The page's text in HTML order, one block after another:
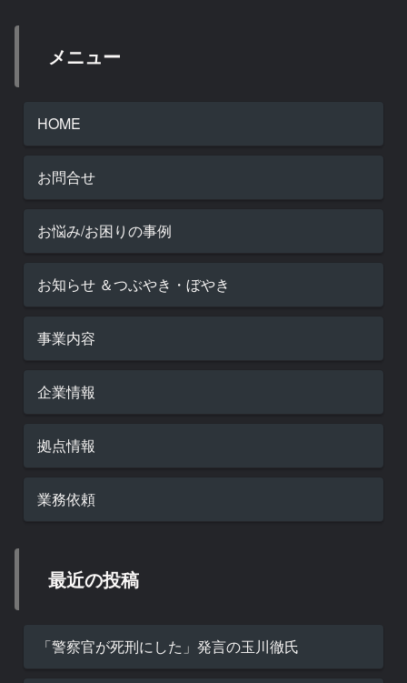
メニュー
HOME
お問合せ
お悩み/お困りの事例
お知らせ ＆つぶやき・ぼやき
事業内容
企業情報
拠点情報
業務依頼
最近の投稿
「警察官が死刑にした」発言の玉川徹氏